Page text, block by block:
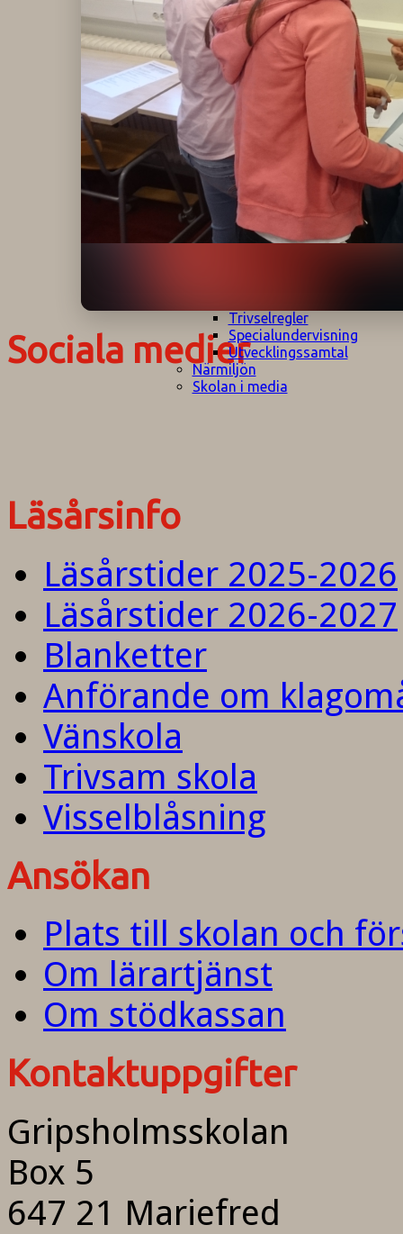
Klagomålspolicy
Klassföräldramöte
Klassutflykter
Konsekvenstrappa
Kyrkobesök
Lektionsanalys
Läromedelspolicy
Läxor på
Gripsholmsskolan
Nationella prov,
rutiner
NPF-certifirering 1
NPF certifiering 2
Ordningsregler åk
Trivselregler
Specialundervisning
Utvecklingssamtal
Närmiljön
Skolan i media
Sociala medier
Läsårsinfo
Läsårstider 2025-2026
Läsårstider 2026-2027
Blanketter
Anförande om
Vänskola
Trivsam skola
Visselblåsning
Ansökan
Plats till skolan och
Om lärartjänst
Om stödkassan
Kontaktuppgifter
Gripsholmsskolan
Box 5
647 21 Mariefred